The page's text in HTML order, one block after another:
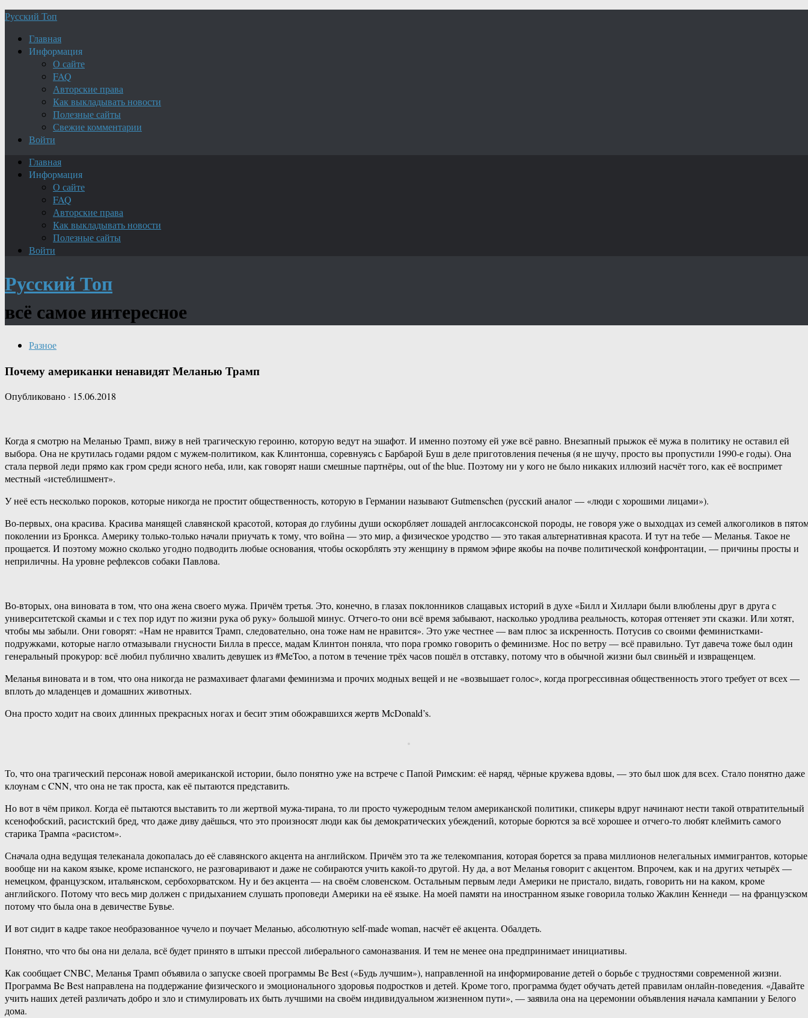
Русский Топ
Главная
Информация
О сайте
FAQ
Авторские права
Как выкладывать новости
Полезные сайты
Свежие комментарии
Войти
Главная
Информация
О сайте
FAQ
Авторские права
Как выкладывать новости
Полезные сайты
Войти
Русский Топ
всё самое интересное
Разное
Почему американки ненавидят Меланью Трамп
Опубликовано · 15.06.2018
Когда я смотрю на Меланью Трамп, вижу в ней трагическую героиню, которую ведут на эшафот. И именно поэтому ей уже всё равно. Внезапный прыжок её мужа в политику не оставил ей
выбора. Она не крутилась годами рядом с мужем-политиком, как Клинтонша, соревнуясь с Барбарой Буш в деле приготовления печенья (я не шучу, просто вы пропустили 1990-е годы). Она
стала первой леди прямо как гром среди ясного неба, или, как говорят наши смешные партнёры, out of the blue. Поэтому ни у кого не было никаких иллюзий насчёт того, как её воспримет
местный «истеблишмент».
У неё есть несколько пороков, которые никогда не простит общественность, которую в Германии называют Gutmenschen (русский аналог — «люди с хорошими лицами»).
Во-первых, она красива. Красива манящей славянской красотой, которая до глубины души оскорбляет лошадей англосаксонской породы, не говоря уже о выходцах из семей алкоголиков в
поколении из Бронкса. Америку только-только начали приучать к тому, что война — это мир, а физическое уродство — это такая альтернативная красота. И тут на тебе — Меланья. Такое не
прощается. И поэтому можно сколько угодно подводить любые основания, чтобы оскорблять эту женщину в прямом эфире якобы на почве политической конфронтации, — причины просты и
неприличны. На уровне рефлексов собаки Павлова.
Во-вторых, она виновата в том, что она жена своего мужа. Причём третья. Это, конечно, в глазах поклонников слащавых историй в духе «Билл и Хиллари были влюблены друг в друга с
университетской скамьи и с тех пор идут по жизни рука об руку» большой минус. Отчего-то они всё время забывают, насколько уродлива реальность, которая оттеняет эти сказки. Или хотят,
чтобы мы забыли. Они говорят: «Нам не нравится Трамп, следовательно, она тоже нам не нравится». Это уже честнее — вам плюс за искренность. Потусив со своими феминистками-
подружками, которые нагло отмазывали гнусности Билла в прессе, мадам Клинтон поняла, что пора громко говорить о феминизме. Нос по ветру — всё правильно. Тут давеча тоже был один
генеральный прокурор: всё любил публично хвалить девушек из #MeToo, а потом в течение трёх часов пошёл в отставку, потому что в обычной жизни был свиньёй и извращенцем.
Меланья виновата и в том, что она никогда не размахивает флагами феминизма и прочих модных вещей и не «возвышает голос», когда прогрессивная общественность этого требует от всех —
вплоть до младенцев и домашних животных.
Она просто ходит на своих длинных прекрасных ногах и бесит этим обожравшихся жертв McDonald’s.
То, что она трагический персонаж новой американской истории, было понятно уже на встрече с Папой Римским: её наряд, чёрные кружева вдовы, — это был шок для всех. Стало понятно даже
клоунам с CNN, что она не так проста, как её пытаются представить.
Но вот в чём прикол. Когда её пытаются выставить то ли жертвой мужа-тирана, то ли просто чужеродным телом американской политики, спикеры вдруг начинают нести такой отвратительный
ксенофобский, расистский бред, что даже диву даёшься, что это произносят люди как бы демократических убеждений, которые борются за всё хорошее и отчего-то любят клеймить самого
старика Трампа «расистом».
Сначала одна ведущая телеканала докопалась до её славянского акцента на английском. Причём это та же телекомпания, которая борется за права миллионов нелегальных иммигрантов, которые
вообще ни на каком языке, кроме испанского, не разговаривают и даже не собираются учить какой-то другой. Ну да, а вот Меланья говорит с акцентом. Впрочем, как и на других четырёх —
немецком, французском, итальянском, сербохорватском. Ну и без акцента — на своём словенском. Остальным первым леди Америки не пристало, видать, говорить ни на каком, кроме
английского. Потому что весь мир должен с придыханием слушать проповеди Америки на её языке. На моей памяти на иностранном языке говорила только Жаклин Кеннеди — на
потому что была она в девичестве Бувье.
И вот сидит в кадре такое необразованное чучело и поучает Меланью, абсолютную self-made woman, насчёт её акцента. Обалдеть.
Понятно, что что бы она ни делала, всё будет принято в штыки прессой либерального самоназвания. И тем не менее она предпринимает инициативы.
Как сообщает CNBC, Меланья Трамп объявила о запуске своей программы Be Best («Будь лучшим»), направленной на информирование детей о борьбе с трудностями современной жизни.
Программа Be Best направлена на поддержание физического и эмоционального здоровья подростков и детей. Кроме того, программа будет обучать детей правилам онлайн-поведения. «Давайте
учить наших детей различать добро и зло и стимулировать их быть лучшими на своём индивидуальном жизненном пути», — заявила она на церемонии объявления начала кампании у Белого
дома.